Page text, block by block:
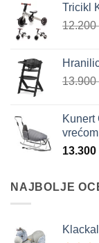
Tricikl
12.200
13.900
Kunert
13.300
NAJBOLJE